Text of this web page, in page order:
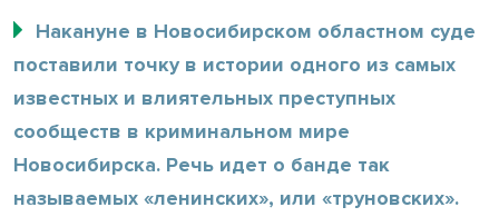
Накануне в Новосибирском областном суде
поставили точку в истории одного из самых
известных и влиятельных преступных
сообществ в криминальном мире
Новосибирска. Речь идет о банде так
называемых «ленинских», или «труновских».